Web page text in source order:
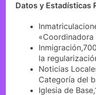
Datos y Estadísticas
«Coordinadora
la
Noticias
Categoría del
Iglesia de